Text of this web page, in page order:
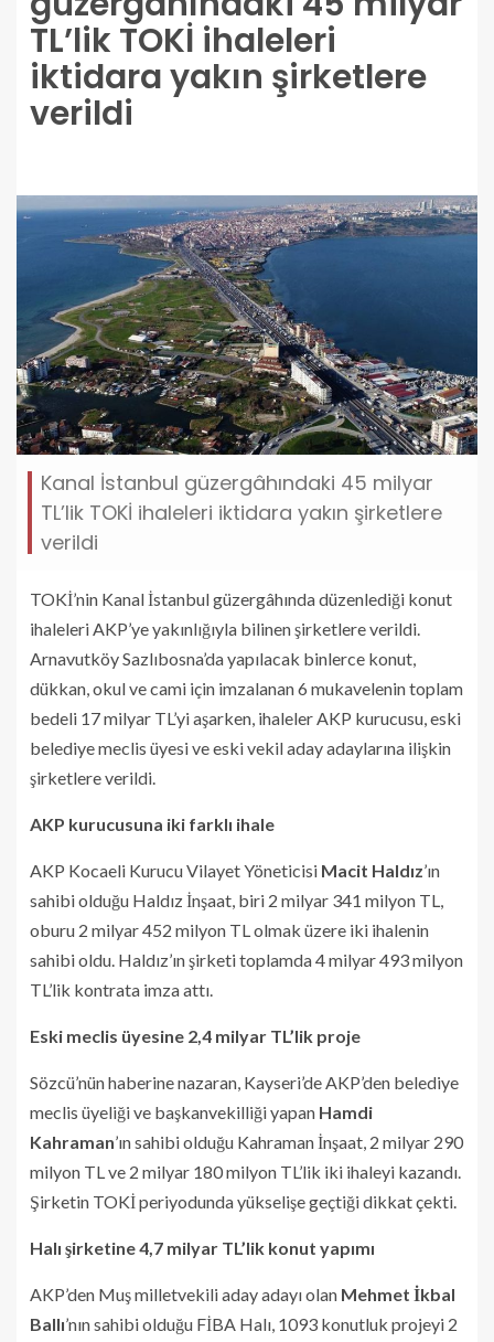
TL’lik TOKİ ihaleleri
iktidara yakın şirketlere
verildi
Kanal İstanbul güzergâhındaki 45 milyar
TL’lik TOKİ ihaleleri iktidara yakın şirketlere
verildi
TOKİ’nin Kanal İstanbul güzergâhında düzenlediği konut
ihaleleri AKP’ye yakınlığıyla bilinen şirketlere verildi.
Arnavutköy Sazlıbosna’da yapılacak binlerce konut,
dükkan, okul ve cami için imzalanan 6 mukavelenin toplam
bedeli 17 milyar TL’yi aşarken, ihaleler AKP kurucusu, eski
belediye meclis üyesi ve eski vekil aday adaylarına ilişkin
şirketlere verildi.
AKP kurucusuna iki farklı ihale
AKP Kocaeli Kurucu Vilayet Yöneticisi Macit Haldız’ın
sahibi olduğu Haldız İnşaat, biri 2 milyar 341 milyon TL,
oburu 2 milyar 452 milyon TL olmak üzere iki ihalenin
sahibi oldu. Haldız’ın şirketi toplamda 4 milyar 493 milyon
TL’lik kontrata imza attı.
Eski meclis üyesine 2,4 milyar TL’lik proje
Sözcü’nün haberine nazaran, Kayseri’de AKP’den belediye
meclis üyeliği ve başkanvekilliği yapan Hamdi
Kahraman’ın sahibi olduğu Kahraman İnşaat, 2 milyar 290
milyon TL ve 2 milyar 180 milyon TL’lik iki ihaleyi kazandı.
Şirketin TOKİ periyodunda yükselişe geçtiği dikkat çekti.
Halı şirketine 4,7 milyar TL’lik konut yapımı
AKP’den Muş milletvekili aday adayı olan Mehmet İkbal
Ballı’nın sahibi olduğu FİBA Halı, 1093 konutluk projeyi 2